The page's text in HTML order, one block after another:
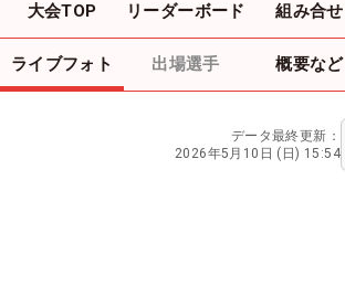
大会TOP リーダーボード 組み合せ
ライブフォト 出場選手 概要など
データ最終更新：
2026年5月10日 (日) 15:54